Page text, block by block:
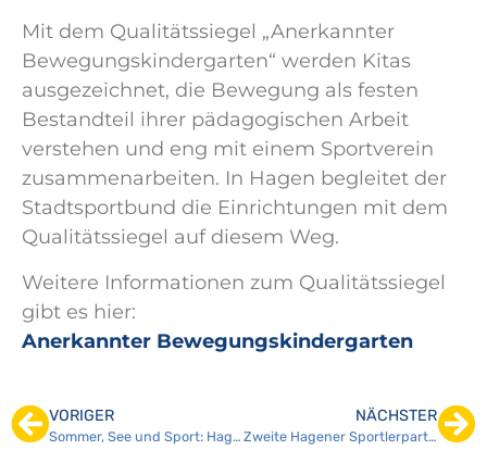
Mit dem Qualitätssiegel „Anerkannter
Bewegungskindergarten“ werden Kitas
ausgezeichnet, die Bewegung als festen
Bestandteil ihrer pädagogischen Arbeit
verstehen und eng mit einem Sportverein
zusammenarbeiten. In Hagen begleitet der
Stadtsportbund die Einrichtungen mit dem
Qualitätssiegel auf diesem Weg.
Weitere Informationen zum Qualitätssiegel
gibt es hier:
Anerkannter Bewegungskindergarten
VORIGER
Sommer, See und Sport: Hagener Sportlerparty geht in die zweite Runde
NÄCHSTER
Zweite Hagener Sportlerparty: Sommerabend am Hengsteysee